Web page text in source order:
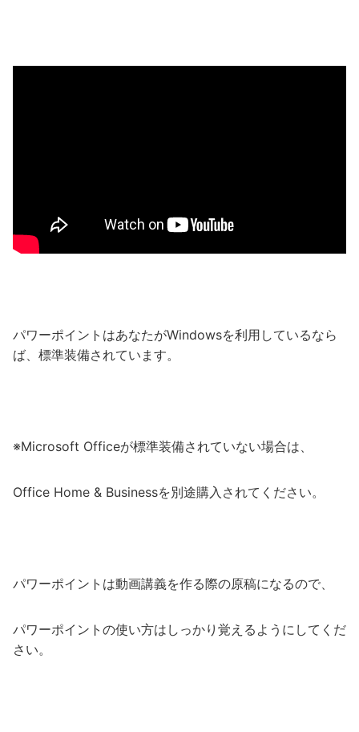
パワーポイントはあなたがWindowsを利用しているなら
ば、標準装備されています。
※Microsoft Officeが標準装備されていない場合は、
Office Home & Businessを別途購入されてください。
パワーポイントは動画講義を作る際の原稿になるので、
パワーポイントの使い方はしっかり覚えるようにしてくだ
さい。